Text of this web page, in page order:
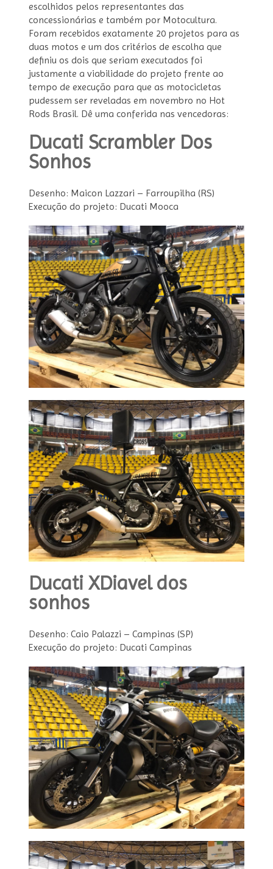
escolhidos pelos representantes das
concessionárias e também por Motocultura.
Foram recebidos exatamente 20 projetos para as
duas motos e um dos critérios de escolha que
definiu os dois que seriam executados foi
justamente a viabilidade do projeto frente ao
tempo de execução para que as motocicletas
pudessem ser reveladas em novembro no Hot
Rods Brasil. Dê uma conferida nas vencedoras:
Ducati Scrambler Dos
Sonhos
Desenho: Maicon Lazzari – Farroupilha (RS)
Execução do projeto: Ducati Mooca
Ducati XDiavel dos
sonhos
Desenho: Caio Palazzi – Campinas (SP)
Execução do projeto: Ducati Campinas